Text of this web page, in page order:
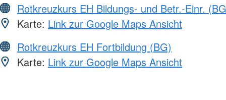
Rotkreuzkurs EH Bildungs- und Betr.-Einr.
Karte: Link zur Google Maps Ansicht
Rotkreuzkurs EH Fortbildung (BG)
Karte: Link zur Google Maps Ansicht